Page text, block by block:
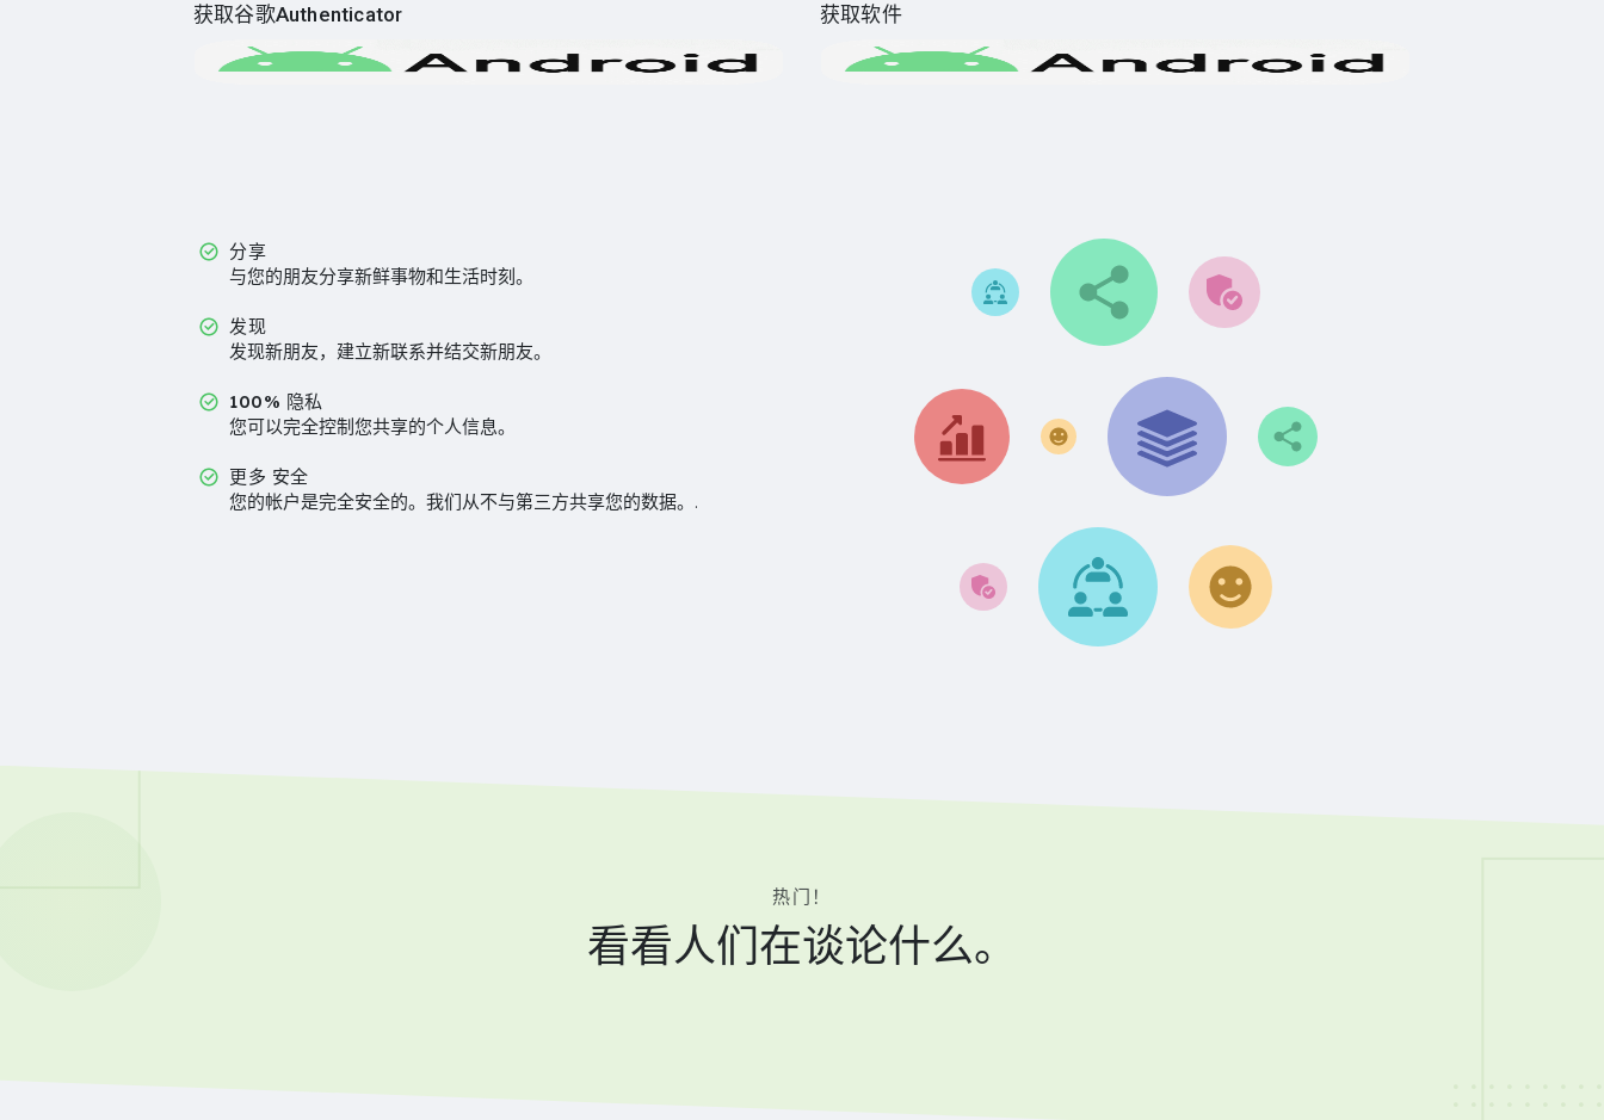
获取谷歌Authenticator 获取软件
分享
与您的朋友分享新鲜事物和生活时刻。
发现
发现新朋友，建立新联系并结交新朋友。
100% 隐私
您可以完全控制您共享的个人信息。
更多 安全
您的帐户是完全安全的。我们从不与第三方共享您的数据。.
热门！
看看人们在谈论什么。